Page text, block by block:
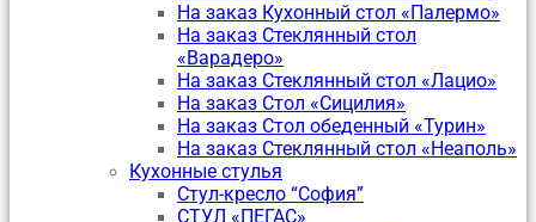
На заказ Кухонный стол «Палермо»
На заказ Стеклянный стол
«Варадеро»
На заказ Стеклянный стол «Лацио»
На заказ Стол «Сицилия»
На заказ Стол обеденный «Турин»
На заказ Стеклянный стол «Неаполь»
Кухонные стулья
Стул-кресло “София”
CТУЛ «ПЕГАС»